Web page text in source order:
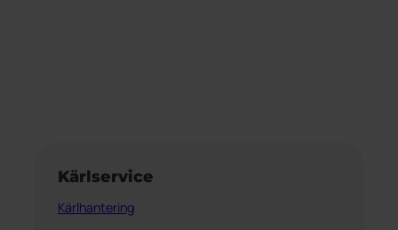
Kärlservice
Kärlhantering